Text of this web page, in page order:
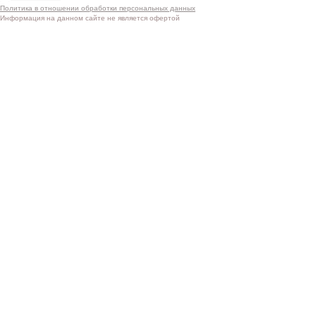
Политика в отношении обработки персональных данных
Информация на данном сайте не является офертой